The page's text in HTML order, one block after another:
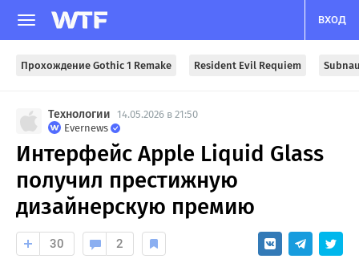
ВХОД
Прохождение Gothic 1 Remake Resident Evil Requiem
Технологии
14.05.2026 в 21:50
Evernews
Интерфейс Apple Liquid Glass
получил престижную
дизайнерскую премию
30 2